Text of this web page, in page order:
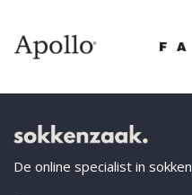
De online specialist in sokken